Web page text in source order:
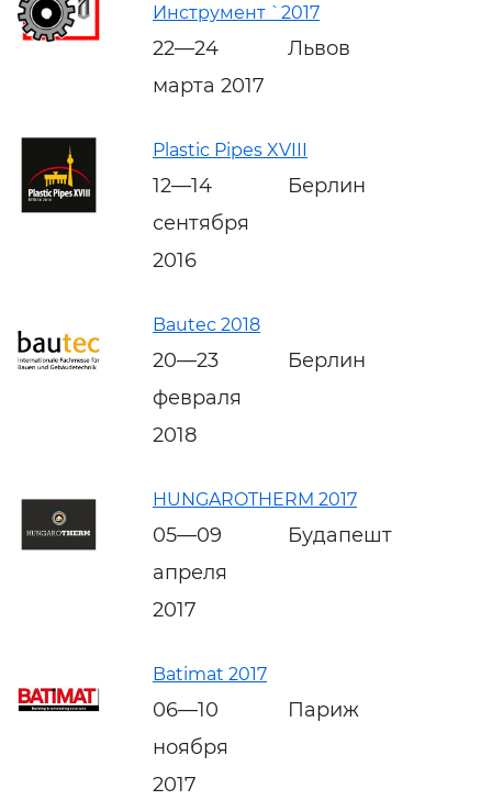
Инструмент `2017
22—24
марта 2017
Львов
Plastic Pipes XVIII
12—14
сентября
2016
Берлин
Bautec 2018
20—23
февраля
2018
Берлин
HUNGAROTHERM 2017
05—09
апреля
2017
Будапешт
Batimat 2017
06—10
ноября
2017
Париж